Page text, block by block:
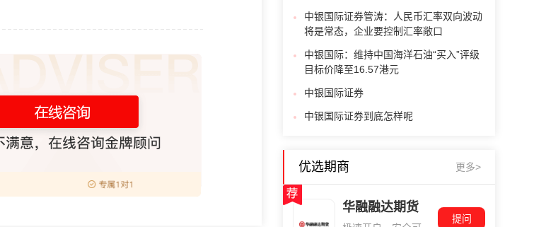
中银国际证券管涛：人民币汇率双向波动
将是常态，企业要控制汇率敞口
中银国际：维持中国海洋石油“买入”评级
目标价降至16.57港元
中银国际证券
中银国际证券到底怎样呢
优选期商 更多>
华融融达期货
提问